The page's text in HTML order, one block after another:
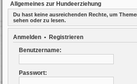
Allgemeines zur Hundeerziehung
Du hast keine ausreichenden Rechte, um
sehen oder zu lesen.
Anmelden • Registrieren
Benutzername:
Passwort: